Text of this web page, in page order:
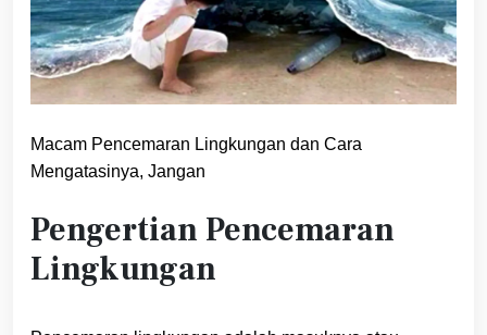
Macam Pencemaran Lingkungan dan Cara
Mengatasinya, Jangan
Pengertian Pencemaran
Lingkungan